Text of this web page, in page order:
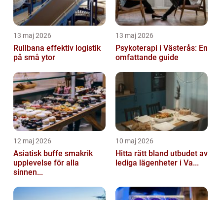
13 maj 2026
Rullbana effektiv logistik
på små ytor
13 maj 2026
Psykoterapi i Västerås: En
omfattande guide
12 maj 2026
Asiatisk buffe smakrik
upplevelse för alla
sinnen...
10 maj 2026
Hitta rätt bland utbudet av
lediga lägenheter i Va...